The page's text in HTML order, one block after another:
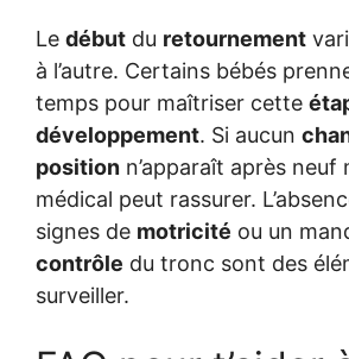
Le début du retournement
à l’autre. Certains bébés
temps pour maîtriser cette
développement. Si aucun
position n’apparaît après neuf
médical peut rassurer.
signes de motricité ou un
contrôle du tronc sont des
surveiller.